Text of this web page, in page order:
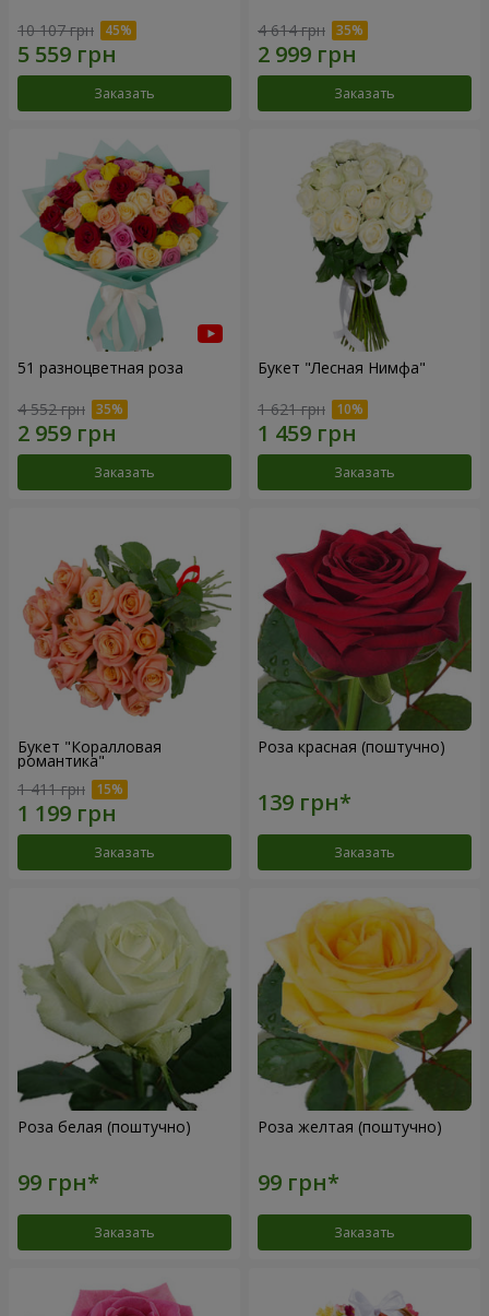
10 107 грн
Заказать
4 614 грн
Заказать
51 разноцветная роза
4 552 грн
Заказать
Букет "Лесная Нимфа"
1 621 грн
Заказать
Букет "Коралловая
романтика"
1 411 грн
Заказать
Роза красная (поштучно)
Заказать
Роза белая (поштучно)
Заказать
Роза желтая (поштучно)
Заказать